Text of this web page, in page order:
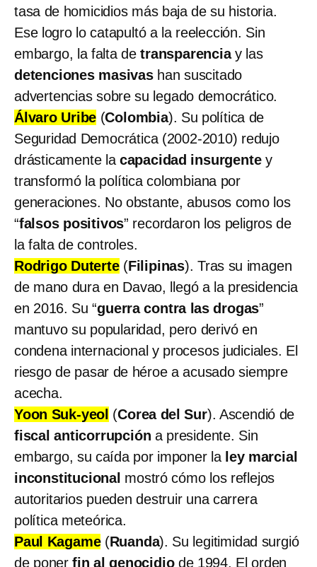
tasa de homicidios más baja de su historia.
Ese logro lo catapultó a la reelección. Sin
embargo, la falta detransparenciay las
detenciones masivashan suscitado
advertencias sobre su legado democrático.
Álvaro Uribe (Colombia). Su política de
Seguridad Democrática (2002-2010) redujo
drásticamente la capacidad insurgentey
transformó la política colombiana por
generaciones. No obstante, abusos como los
“falsos positivos” recordaron los peligros de
la falta de controles.
Rodrigo Duterte(Filipinas). Tras su imagen
de mano dura en Davao, llegó a la presidencia
en 2016. Su “guerra contra las drogas”
mantuvo su popularidad, pero derivó en
condena internacional y procesos judiciales. El
riesgo de pasar de héroe a acusado siempre
acecha.
Yoon Suk-yeol (Corea del Sur). Ascendió de
fiscal anticorrupción a presidente. Sin
embargo, su caída por imponer la ley marcial
inconstitucional mostró cómo los reflejos
autoritarios pueden destruir una carrera
política meteórica.
Paul Kagame(Ruanda). Su legitimidad surgió
de ponerfin al genocidiode 1994. El orden